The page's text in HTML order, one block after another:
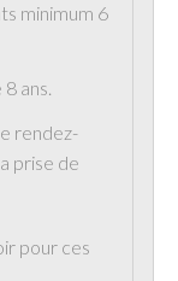
minimum 6
ans.
rendez-
prise de
pour ces